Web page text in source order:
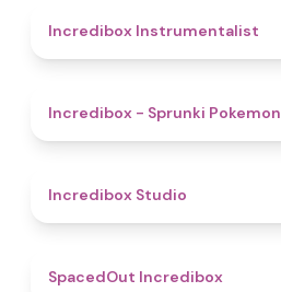
Incredibox Instrumentalist
Incredibox - Sprunki Pokemon
Incredibox Studio
SpacedOut Incredibox